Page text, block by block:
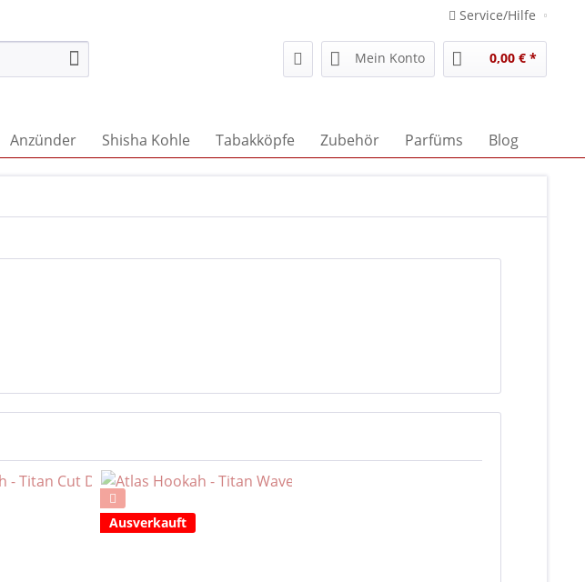
Service/Hilfe
Mein Konto 0,00 € *
Anzünder Shisha Kohle Tabakköpfe Zubehör Parfüms Blog
Ausverkauft